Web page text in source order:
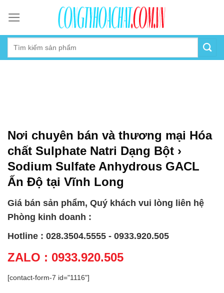
content
Nơi chuyên bán và thương mại Hóa
chất Sulphate Natri Dạng Bột ›
Sodium Sulfate Anhydrous GACL
Ấn Độ tại Vĩnh Long
Giá bán sản phẩm, Quý khách vui lòng liên hệ
Phòng kinh doanh :
Hotline : 028.3504.5555 - 0933.920.505
ZALO : 0933.920.505
[contact-form-7 id="1116"]